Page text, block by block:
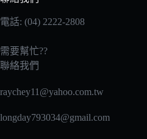
電話: (04) 2222-2808
需要幫忙??
聯絡我們
raychey11@yahoo.com.tw
longday793034@gmail.com